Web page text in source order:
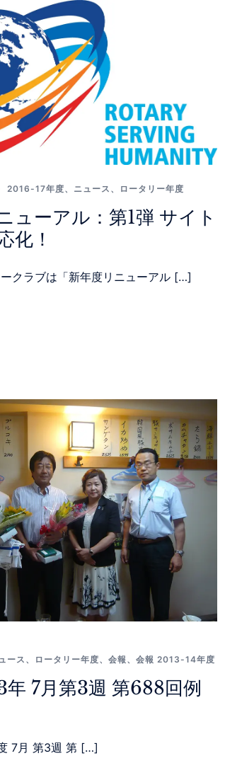
2016-17年度、 ニュース 、 ロータリー年度
ューアル：第1弾 サイト
化！
クラブは「新年度リニューアル […]
ース 、 ロータリー年度、 会報 、 会報 2013-14年度
年 7月第3週 第688回例
7月 第3週 第 […]